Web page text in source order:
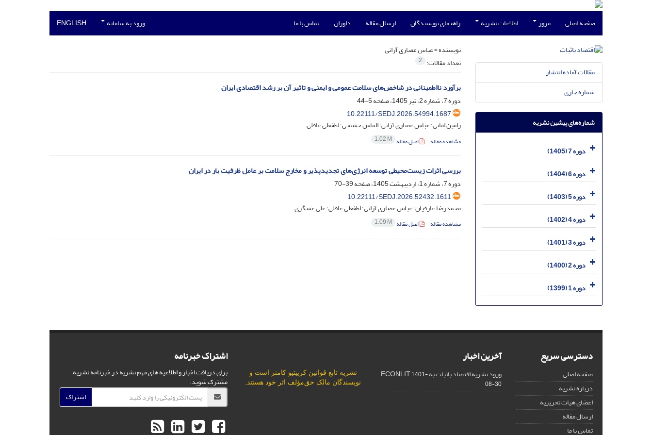
صفحه اصلی مرور اطلاعات نشریه راهنمای نویسندگان ارسال مقاله داوران تماس با ما ورود به سامانه ENGLISH
نویسنده =عباس عصاری آرانی
تعداد مقالات: 2
برآورد نااطمینانی در شاخص‌های سلامت عمومی و ایمنی و تاثیر آن بر رشد اقتصادی ایران
دوره 7، شماره 2، تیر 1405، صفحه
5-44
10.22111/SEDJ.2026.54994.1687
رامین امانی؛ عباس عصاری آرانی؛ الماس حشمتی؛ لطفعلی عاقلی
مشاهده مقاله اصل مقاله 1.02 M
بررسی اثرات زیست‌محیطی توسعه انرژی‌های تجدیدپذیر و مخارج سلامت بر عامل ظرفیت بار در ایران
دوره 7، شماره 1، اردیبهشت 1405، صفحه
39-70
10.22111/SEDJ.2026.52432.1611
محمدرضا عارفیان؛ عباس عصاری آرانی؛ لطفعلی عاقلی؛ علی عسگری
مشاهده مقاله اصل مقاله 1.09 M
مقالات آماده انتشار
شماره جاری
شماره‌های پیشین نشریه
دوره 7 (1405)
دوره 6 (1404)
دوره 5 (1403)
دوره 4 (1402)
دوره 3 (1401)
دوره 2 (1400)
دوره 1 (1399)
دسترسی سریع
صفحه اصلی
درباره نشریه
اعضای هیات تحریریه
ارسال مقاله
تماس با ما
آخرین اخبار
ورود نشریه اقتصاد باثبات به ECONLIT1401-
08-30
نشریه تابع قوانینکرییتیو کامنز است و
نویسندگان مالک حق‌مؤلف اثر خود هستند.
اشتراک خبرنامه
برای دریافت اخبار و اطلاعیه های مهم نشریه در خبرنامه نشریه
مشترک شوید.
اشتراک